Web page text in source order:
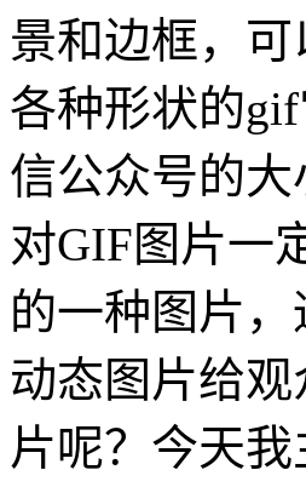
景和边框，
各种形状的
信公众号的
对GIF图片一
的一种图片
动态图片给
片呢？今天